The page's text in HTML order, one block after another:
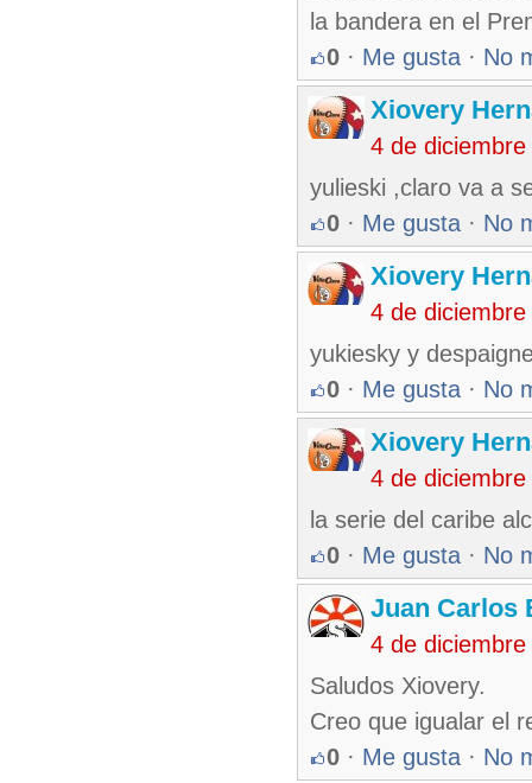
la bandera en el
0 · Me gusta · No
Xiovery
4 de
yulieski ,claro va a
0 · Me gusta · No
Xiovery
4 de
yukiesky y
0 · Me gusta · No
Xiovery
4 de
la serie del caribe
0 · Me gusta · No
Juan Carlos
4 de
Saludos Xiovery.
Creo que igualar el
0 · Me gusta · No